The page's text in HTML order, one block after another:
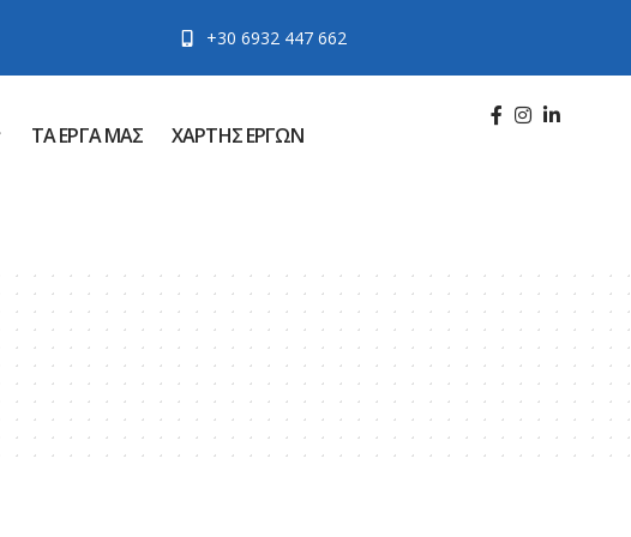
+30 6932 447 662
ΤΑ ΕΡΓΑ ΜΑΣ ΧΑΡΤΗΣ ΕΡΓΩΝ